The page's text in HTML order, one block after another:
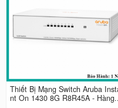
Thiết Bị Mạng Switch Aruba
nt On 1430 8G R8R45A -